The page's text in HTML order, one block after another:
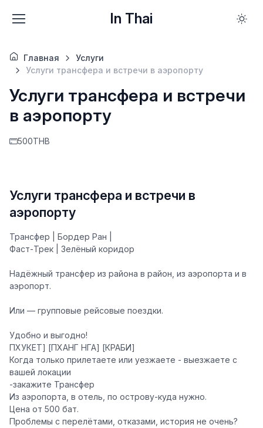
In Thai
Главная
Услуги
Услуги трансфера и встречи в аэропорту
Услуги трансфера и встречи
в аэропорту
500THB
Услуги трансфера и встречи в
аэропорту
Трансфер | Бордер Ран |
Фаст-Трек | Зелёный коридор
Надёжный трансфер из района в район, из аэропорта и в
аэропорт.
Или — групповые рейсовые поездки.
Удобно и выгодно!
ПХУКЕТ] [ПХАНГ НГА] [КРАБИ]
Когда только прилетаете или уезжаете - выезжаете с
вашей локации
-закажите Трансфер
Из аэропорта, в отель, по острову-куда нужно.
Цена от 500 бат.
Проблемы с перелётами, отказами, история не очень?